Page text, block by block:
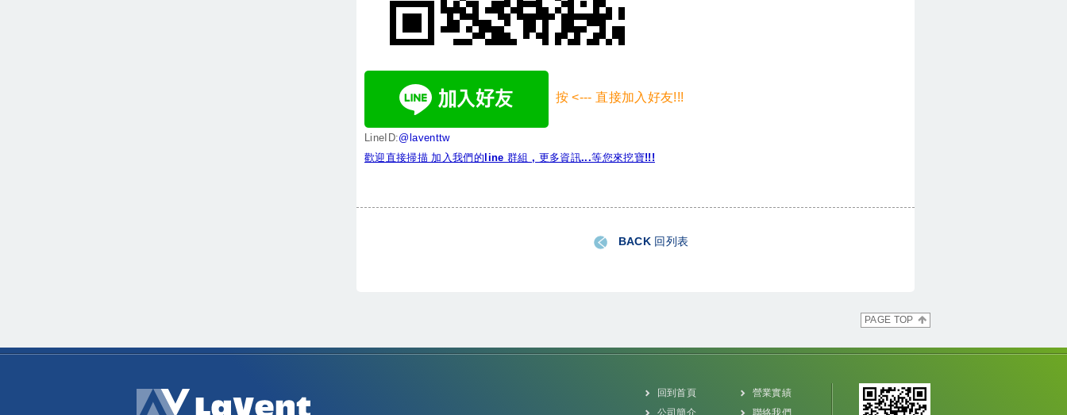
按 <--- 直接加入好友!!!
LineID:@laventtw
歡迎直接掃描 加入我們的line 群組 , 更多資訊...等您來挖寶!!!
BACK 回列表
PAGE TOP
回到首頁
公司簡介
營業實績
聯絡我們